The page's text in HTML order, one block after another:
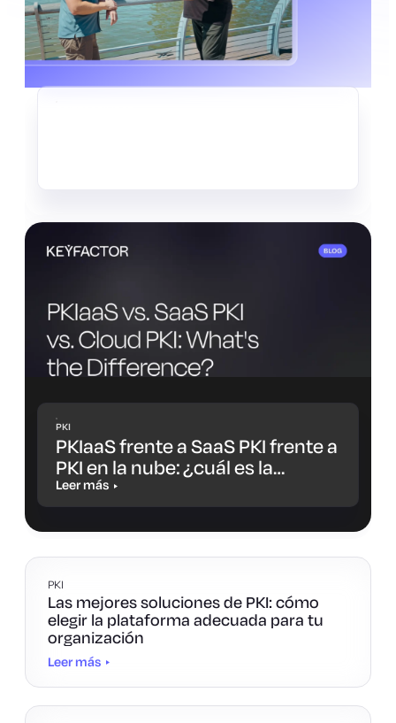
PKI
PKIaaS frente a SaaS PKI frente a
PKI en la nube: ¿cuál es la
diferencia y cuál es la opción
más adecuada para ti?
Leer más
PKI
Las mejores soluciones de PKI: cómo
elegir la plataforma adecuada para tu
organización
Leer más